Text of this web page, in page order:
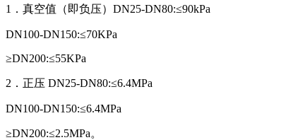
1．真空值（即负压）DN25-DN80:≤90kPa
DN100-DN150:≤70KPa
≥DN200:≤55KPa
2．正压 DN25-DN80:≤6.4MPa
DN100-DN150:≤6.4MPa
≥DN200:≤2.5MPa。